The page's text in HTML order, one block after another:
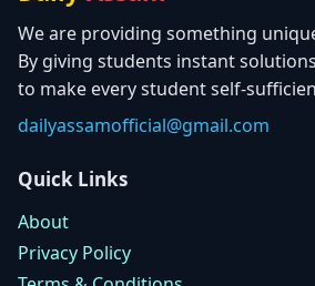
We are providing something
By giving students instant
to make every student self-
dailyassamofficial@gmail.com
Quick Links
About
Privacy Policy